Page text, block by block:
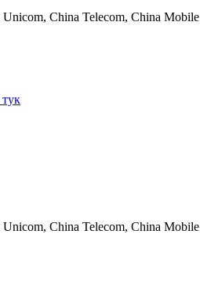
Unicom, China Telecom, China Mobile
Unicom, China Telecom, China Mobile